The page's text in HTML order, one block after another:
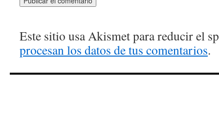
Este sitio usa Akismet para reducir el
procesan los datos de tus comentarios.